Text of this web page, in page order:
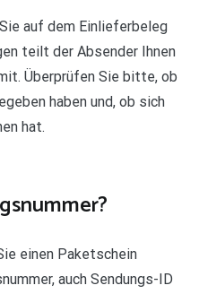
auf dem Einlieferbeleg
teilt der Absender Ihnen
Überprüfen Sie bitte, ob
haben und, ob sich
hat.
einen Paketschein
auch Sendungs-ID